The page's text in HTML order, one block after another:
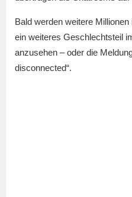
Bald werden weitere
ein weiteres Geschlechtsteil
anzusehen – oder die
disconnected“.